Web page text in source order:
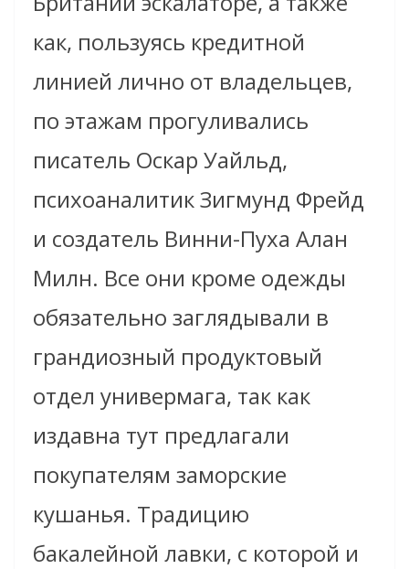
как, пользуясь кредитной
линией лично от владельцев,
по этажам прогуливались
писатель Оскар Уайльд,
психоаналитик Зигмунд Фрейд
и создатель Винни-Пуха Алан
Милн. Все они кроме одежды
обязательно заглядывали в
грандиозный продуктовый
отдел универмага, так как
издавна тут предлагали
покупателям заморские
кушанья. Традицию
бакалейной лавки, с которой и